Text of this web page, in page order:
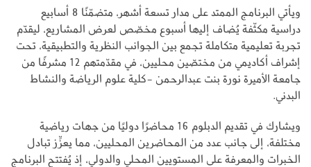
ويأتي البرنامج الممتد على مدار تسعة أشهر، متضمّنًا 8 أسابيع
دراسية مكثّفة يُضاف إليها أسبوع مخصّص لعرض المشاريع، ليقدّم
تجربة تعليمية متكاملة تجمع بين الجوانب النظرية والتطبيقية، تحت
إشراف أكاديمي من مختصّين محليين، في مقدّمتهم 12 مشرفًا من
جامعة الأميرة نورة بنت عبدالرحمن -كلية علوم الرياضة والنشاط
البدني.
ويشارك في تقديم الدبلوم 16 محاضرًا دوليًا من جهات رياضية
مختلفة، إلى جانب عدد من المحاضرين المحليين، مما يعزِّز تبادل
الخبرات والمعرفة على المستويين المحلي والدولي، إذ يُفتتح البرنامج